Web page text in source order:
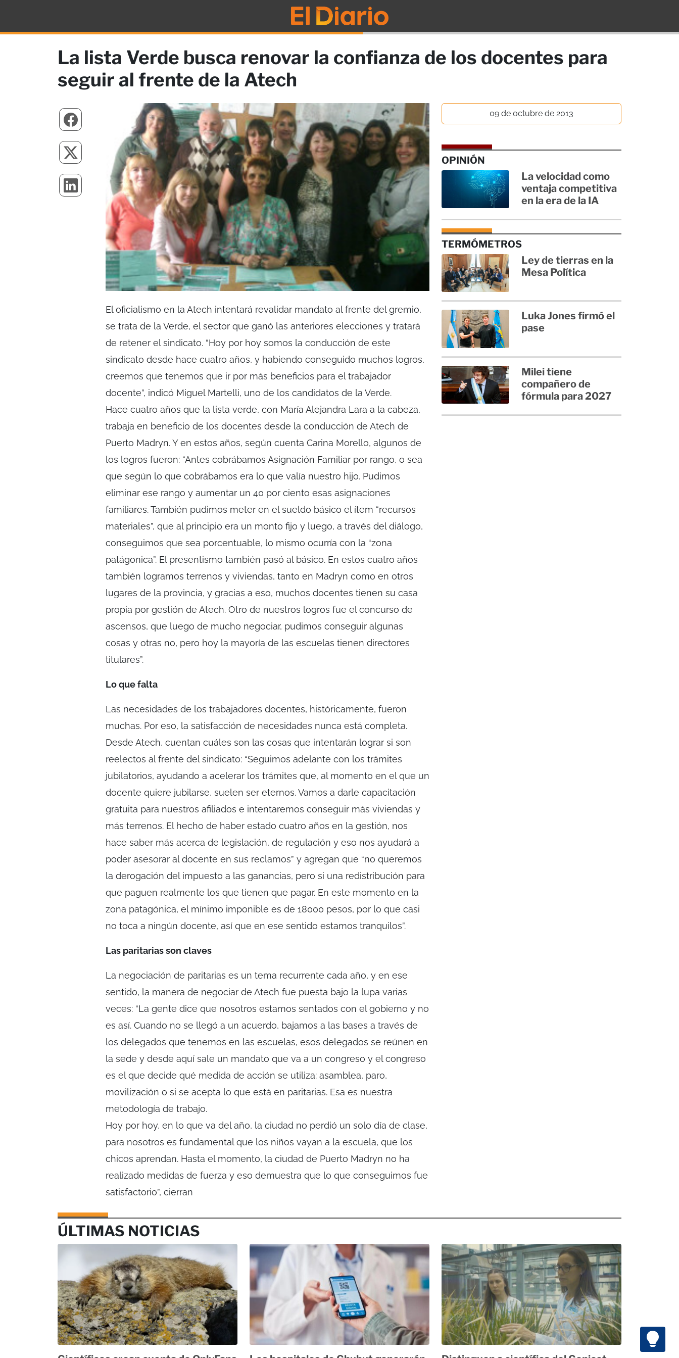
La lista Verde busca renovar la confianza de los docentes para
seguir al frente de la Atech
El oficialismo en la Atech intentará revalidar mandato al frente del gremio,
se trata de la Verde, el sector que ganó las anteriores elecciones y tratará
de retener el sindicato. “Hoy por hoy somos la conducción de este
sindicato desde hace cuatro años, y habiendo conseguido muchos logros,
creemos que tenemos que ir por más beneficios para el trabajador
docente”, indicó Miguel Martelli, uno de los candidatos de la Verde.
Hace cuatro años que la lista verde, con María Alejandra Lara a la cabeza,
trabaja en beneficio de los docentes desde la conducción de Atech de
Puerto Madryn. Y en estos años, según cuenta Carina Morello, algunos de
los logros fueron: “Antes cobrábamos Asignación Familiar por rango, o sea
que según lo que cobrábamos era lo que valía nuestro hijo. Pudimos
eliminar ese rango y aumentar un 40 por ciento esas asignaciones
familiares. También pudimos meter en el sueldo básico el ítem “recursos
materiales”, que al principio era un monto fijo y luego, a través del diálogo,
conseguimos que sea porcentuable, lo mismo ocurría con la “zona
patágonica”. El presentismo también pasó al básico. En estos cuatro años
también logramos terrenos y viviendas, tanto en Madryn como en otros
lugares de la provincia, y gracias a eso, muchos docentes tienen su casa
propia por gestión de Atech. Otro de nuestros logros fue el concurso de
ascensos, que luego de mucho negociar, pudimos conseguir algunas
cosas y otras no, pero hoy la mayoría de las escuelas tienen directores
titulares”.
Lo que falta
Las necesidades de los trabajadores docentes, históricamente, fueron
muchas. Por eso, la satisfacción de necesidades nunca está completa.
Desde Atech, cuentan cuáles son las cosas que intentarán lograr si son
reelectos al frente del sindicato: “Seguimos adelante con los trámites
jubilatorios, ayudando a acelerar los trámites que, al momento en el que un
docente quiere jubilarse, suelen ser eternos. Vamos a darle capacitación
gratuita para nuestros afiliados e intentaremos conseguir más viviendas y
más terrenos. El hecho de haber estado cuatro años en la gestión, nos
hace saber más acerca de legislación, de regulación y eso nos ayudará a
poder asesorar al docente en sus reclamos” y agregan que “no queremos
la derogación del impuesto a las ganancias, pero si una redistribución para
que paguen realmente los que tienen que pagar. En este momento en la
zona patagónica, el mínimo imponible es de 18000 pesos, por lo que casi
no toca a ningún docente, así que en ese sentido estamos tranquilos”.
Las paritarias son claves
La negociación de paritarias es un tema recurrente cada año, y en ese
sentido, la manera de negociar de Atech fue puesta bajo la lupa varias
veces: “La gente dice que nosotros estamos sentados con el gobierno y no
es así. Cuando no se llegó a un acuerdo, bajamos a las bases a través de
los delegados que tenemos en las escuelas, esos delegados se reúnen en
la sede y desde aquí sale un mandato que va a un congreso y el congreso
es el que decide qué medida de acción se utiliza: asamblea, paro,
movilización o si se acepta lo que está en paritarias. Esa es nuestra
metodología de trabajo.
Hoy por hoy, en lo que va del año, la ciudad no perdió un solo día de clase,
para nosotros es fundamental que los niños vayan a la escuela, que los
chicos aprendan. Hasta el momento, la ciudad de Puerto Madryn no ha
realizado medidas de fuerza y eso demuestra que lo que conseguimos fue
satisfactorio”, cierran
09 de octubre de 2013
OPINIÓN
La velocidad como
ventaja competitiva
en la era de la IA
TERMÓMETROS
Ley de tierras en la
Mesa Política
Luka Jones firmó el
pase
Milei tiene
compañero de
fórmula para 2027
ÚLTIMAS NOTICIAS